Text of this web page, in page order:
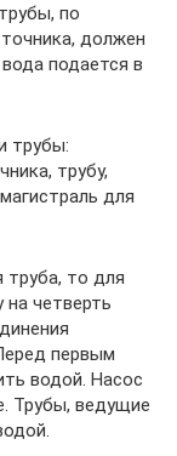
по
должен
подается в
трубы:
трубу,
для
труба, то для
на четверть
первым
водой. Насос
Трубы, ведущие